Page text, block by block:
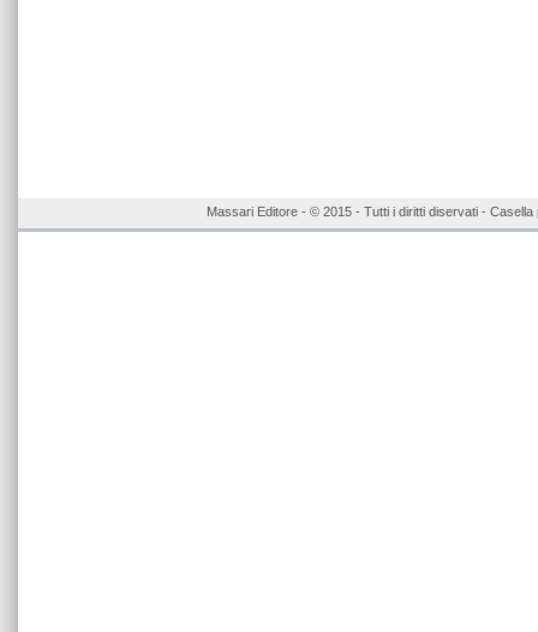
Massari Editore - © 2015 - Tutti i diritti diservati -